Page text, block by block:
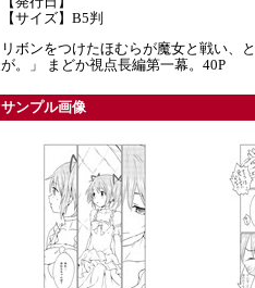
【サイズ】B5判
リボンをつけたほむらが魔女と戦い、
が。」 まどか視点長編第一幕。40P
サンプル画像